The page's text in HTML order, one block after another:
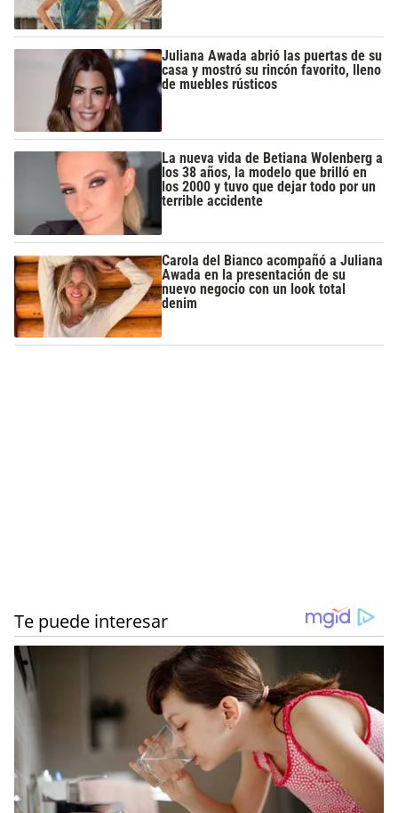
Juliana Awada abrió las puertas de su
casa y mostró su rincón favorito, lleno
de muebles rústicos
La nueva vida de Betiana Wolenberg a
los 38 años, la modelo que brilló en
los 2000 y tuvo que dejar todo por un
terrible accidente
Carola del Bianco acompañó a Juliana
Awada en la presentación de su
nuevo negocio con un look total
denim